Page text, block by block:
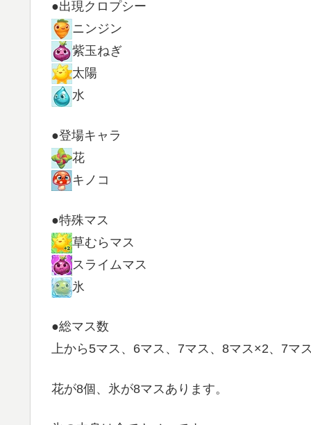
●出現クロプシー
ニンジン
紫玉ねぎ
太陽
水
●登場キャラ
花
キノコ
●特殊マス
草むらマス
スライムマス
氷
●総マス数
上から5マス、6マス、7マス、8マス×2、7マ
花が8個、氷が8マスあります。